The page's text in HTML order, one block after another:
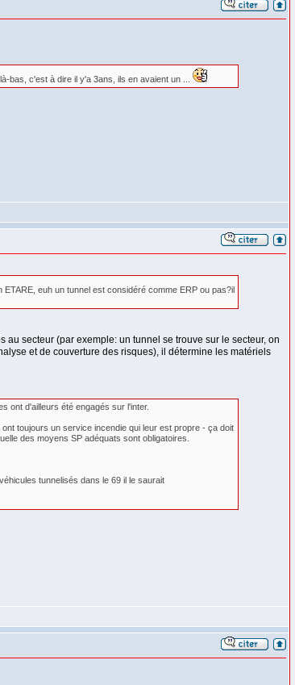
bas, c'est à dire il y'a 3ans, ils en avaient un ...
euh un tunnel est considéré comme ERP ou pas?il
secteur (par exemple: un tunnel se trouve sur le secteur, on
et de couverture des risques), il détermine les matériels
ont d'ailleurs été engagés sur l'inter.
toujours un service incendie qui leur est propre - ça doit
des moyens SP adéquats sont obligatoires.
tunnelisés dans le 69 il le saurait